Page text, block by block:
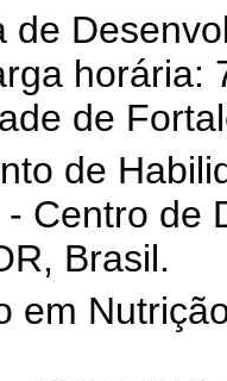
de
horária:
de
de
Centro de
Brasil.
em